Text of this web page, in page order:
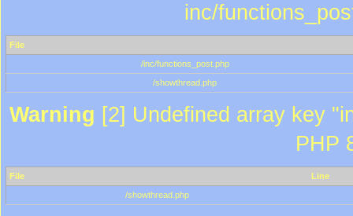
inc/
File
/inc/functions_post.php
/showthread.php
Warning [2] Undefined array key
PHP
File
Line
/showthread.php